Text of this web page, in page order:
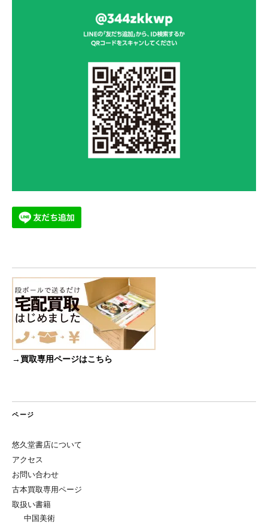
→買取専用ページはこちら
ページ
悠久堂書店について
アクセス
お問い合わせ
古本買取専用ページ
取扱い書籍
中国美術